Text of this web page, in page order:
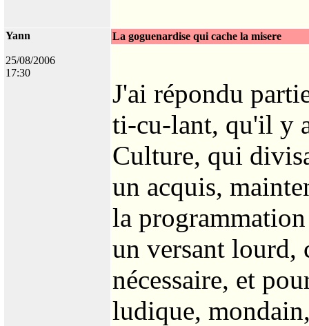
Yann
25/08/2006
17:30
La goguenardise qui cache la misere
J'ai répondu
ti-cu-lant, qu'il y
Culture, qui
un acquis,
la
un versant lourd,
nécessaire, et
ludique,